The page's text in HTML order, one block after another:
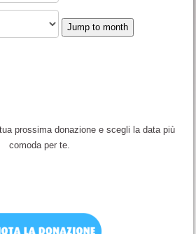
Jump to month
prossima donazione e scegli la data più
comoda per te.